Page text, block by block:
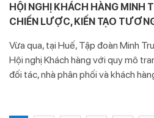
HỘI NGHỊ KHÁCH HÀNG MINH
CHIẾN LƯỢC, KIẾN TẠO
Vừa qua, tại Huế, Tập đoàn Minh
Hội nghị Khách hàng với quy mô
đối tác, nhà phân phối và khách
Trung. Sự kiện không chỉ là dịp